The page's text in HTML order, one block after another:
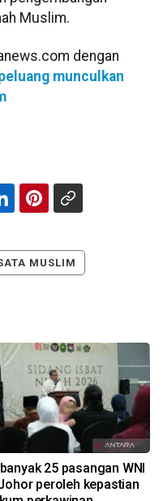
Muslim.
dengan
munculkan
MUSLIM
25 pasangan WNI
peroleh kepastian